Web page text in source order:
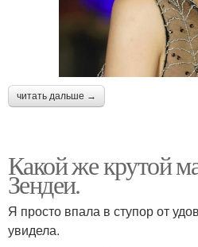
читать дальше →
Какой же крутой
Зендеи.
Я просто впала в ступор от
увидела.